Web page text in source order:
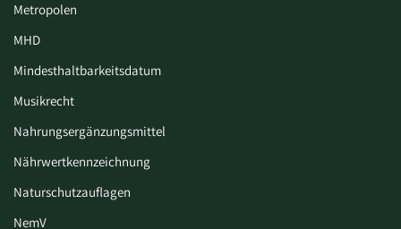
Metropolen
MHD
Mindesthaltbarkeitsdatum
Musikrecht
Nahrungsergänzungsmittel
Nährwertkennzeichnung
Naturschutzauflagen
NemV